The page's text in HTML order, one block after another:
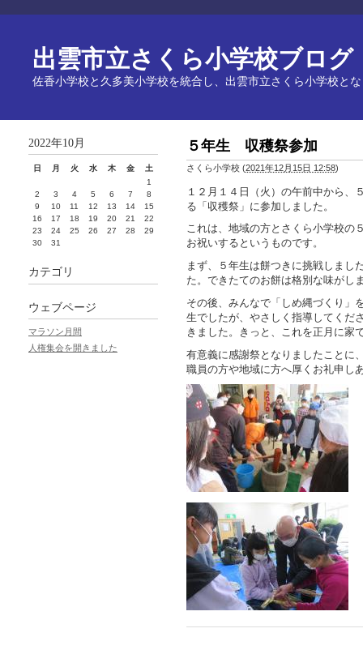
出雲市立さくら小学校ブログ
佐香小学校と久多美小学校を統合し、出雲市立さくら小学校と
５年生 収穫祭参加
さくら小学校 (2021年12月15日 12:58)
１２月１４日（火）の午前中から、
る「収穫祭」に参加しました。
これは、地域の方とさくら小学校の
お祝いするというものです。
まず、５年生は餅つきに挑戦しまし
た。できたてのお餅は格別な味がし
その後、みんなで「しめ縄づくり」
生でしたが、やさしく指導してくだ
きました。きっと、これを正月に家
有意義に感謝祭となりましたことに
職員の方や地域に方へ厚くお礼申し
2022年10月
日 月 火 水 木 金
土
1
2
3 4 5 6 7
8
9
10 11 12 13 14
15
16
17 18 19 20 21
22
23
24 25 26 27 28
29
30
31
カテゴリ
ウェブページ
マラソン月間
人権集会を開きました